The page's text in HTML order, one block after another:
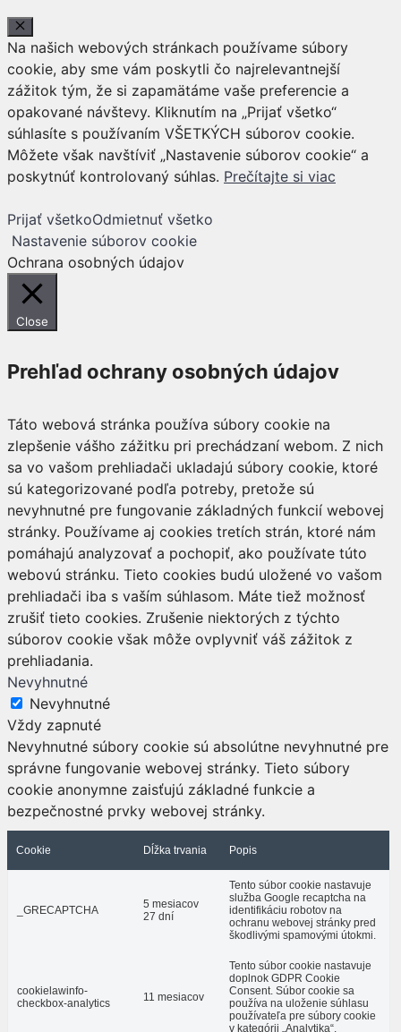
Close
Na našich webových stránkach používame súbory
cookie, aby sme vám poskytli čo najrelevantnejší
zážitok tým, že si zapamätáme vaše preferencie a
opakované návštevy. Kliknutím na „Prijať všetko“
súhlasíte s používaním VŠETKÝCH súborov cookie.
Môžete však navštíviť „Nastavenie súborov cookie“ a
poskytnúť kontrolovaný súhlas. Prečítajte si viac
Prijať všetkoOdmietnuť všetko
Nastavenie súborov cookie
Ochrana osobných údajov
Close
Prehľad ochrany osobných údajov
Táto webová stránka používa súbory cookie na
zlepšenie vášho zážitku pri prechádzaní webom. Z nich
sa vo vašom prehliadači ukladajú súbory cookie, ktoré
sú kategorizované podľa potreby, pretože sú
nevyhnutné pre fungovanie základných funkcií webovej
stránky. Používame aj cookies tretích strán, ktoré nám
pomáhajú analyzovať a pochopiť, ako používate túto
webovú stránku. Tieto cookies budú uložené vo vašom
prehliadači iba s vaším súhlasom. Máte tiež možnosť
zrušiť tieto cookies. Zrušenie niektorých z týchto
súborov cookie však môže ovplyvniť váš zážitok z
prehliadania.
Nevyhnutné
Nevyhnutné
Vždy zapnuté
Nevyhnutné súbory cookie sú absolútne nevyhnutné pre
správne fungovanie webovej stránky. Tieto súbory
cookie anonymne zaisťujú základné funkcie a
bezpečnostné prvky webovej stránky.
Cookie Dĺžka trvania Popis
_GRECAPTCHA
5 mesiacov
27 dní
Tento súbor cookie nastavuje
služba Google recaptcha na
identifikáciu robotov na
ochranu webovej stránky pred
škodlivými spamovými útokmi.
cookielawinfo-
checkbox-analytics
11 mesiacov
Tento súbor cookie nastavuje
doplnok GDPR Cookie
Consent. Súbor cookie sa
používa na uloženie súhlasu
používateľa pre súbory cookie
v kategórii „Analytika“.